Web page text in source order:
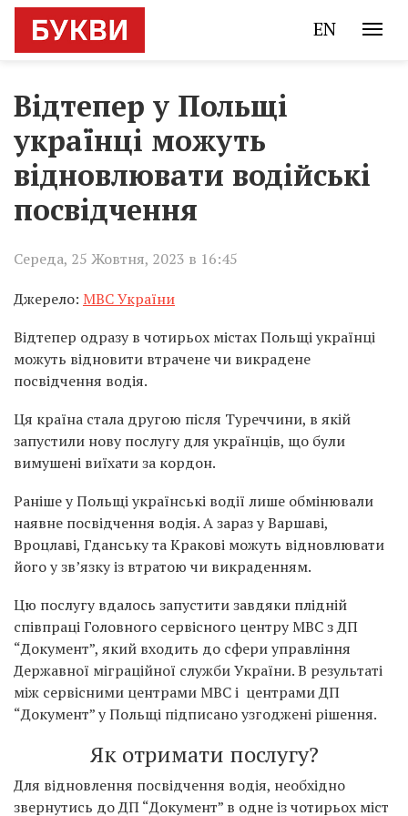
EN
Відтепер у Польщі
українці можуть
відновлювати водійські
посвідчення
Середа, 25 Жовтня, 2023 в 16:45
Джерело: МВС України
Відтепер одразу в чотирьох містах Польщі українці
можуть відновити втрачене чи викрадене
посвідчення водія.
Ця країна стала другою після Туреччини, в якій
запустили нову послугу для українців, що були
вимушені виїхати за кордон.
Раніше у Польщі українські водії лише обмінювали
наявне посвідчення водія. А зараз у Варшаві,
Вроцлаві, Гданську та Кракові можуть відновлювати
його у зв’язку із втратою чи викраденням.
Цю послугу вдалось запустити завдяки плідній
співпраці Головного сервісного центру МВС з ДП
“Документ”, який входить до сфери управління
Державної міграційної служби України. В результаті
між сервісними центрами МВС і центрами ДП
“Документ” у Польщі підписано узгоджені рішення.
Як отримати послугу?
Для відновлення посвідчення водія, необхідно
звернутись до ДП “Документ” в одне із чотирьох міст